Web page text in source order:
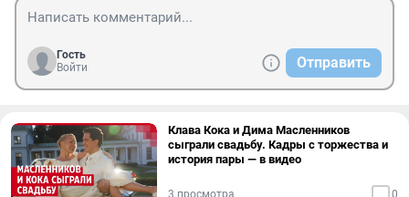
Гость
Войти
Отправить
Клава Кока и Дима Масленников
сыграли свадьбу. Кадры с торжества и
история пары — в видео
3 просмотра 0